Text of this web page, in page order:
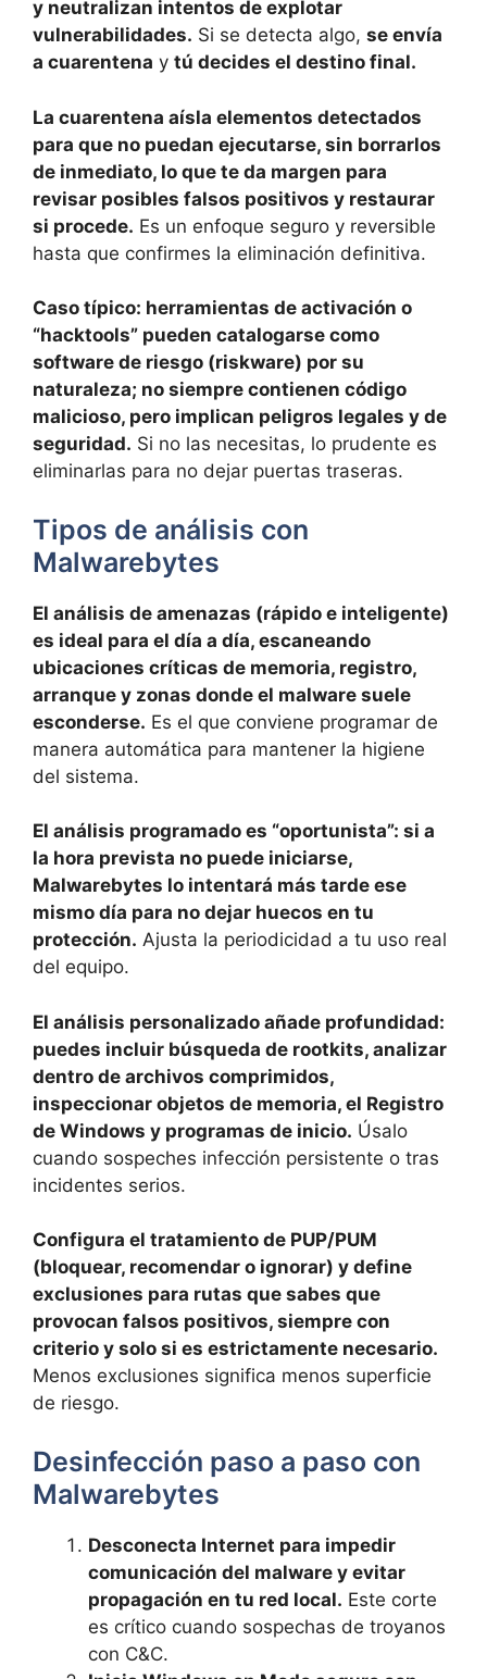
y neutralizan intentos de explotar
vulnerabilidades. Si se detecta algo, se envía
a cuarentena y tú decides el destino final.
La cuarentena aísla elementos detectados
para que no puedan ejecutarse, sin borrarlos
de inmediato, lo que te da margen para
revisar posibles falsos positivos y restaurar
si procede. Es un enfoque seguro y reversible
hasta que confirmes la eliminación definitiva.
Caso típico: herramientas de activación o
“hacktools” pueden catalogarse como
software de riesgo (riskware) por su
naturaleza; no siempre contienen código
malicioso, pero implican peligros legales y de
seguridad. Si no las necesitas, lo prudente es
eliminarlas para no dejar puertas traseras.
Tipos de análisis con
Malwarebytes
El análisis de amenazas (rápido e inteligente)
es ideal para el día a día, escaneando
ubicaciones críticas de memoria, registro,
arranque y zonas donde el malware suele
esconderse. Es el que conviene programar de
manera automática para mantener la higiene
del sistema.
El análisis programado es “oportunista”: si a
la hora prevista no puede iniciarse,
Malwarebytes lo intentará más tarde ese
mismo día para no dejar huecos en tu
protección. Ajusta la periodicidad a tu uso real
del equipo.
El análisis personalizado añade profundidad:
puedes incluir búsqueda de rootkits, analizar
dentro de archivos comprimidos,
inspeccionar objetos de memoria, el Registro
de Windows y programas de inicio. Úsalo
cuando sospeches infección persistente o tras
incidentes serios.
Configura el tratamiento de PUP/PUM
(bloquear, recomendar o ignorar) y define
exclusiones para rutas que sabes que
provocan falsos positivos, siempre con
criterio y solo si es estrictamente necesario.
Menos exclusiones significa menos superficie
de riesgo.
Desinfección paso a paso con
Malwarebytes
Desconecta Internet para impedir
comunicación del malware y evitar
propagación en tu red local. Este corte
es crítico cuando sospechas de troyanos
con C&C.